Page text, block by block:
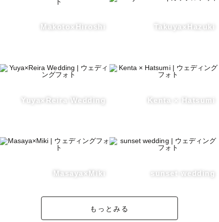
Makoto×Hiroshi Takuya×Hazuki
Yuya×Reira Wedding Kenta × Hatsumi
Masaya×Miki sunset wedding
もっとみる